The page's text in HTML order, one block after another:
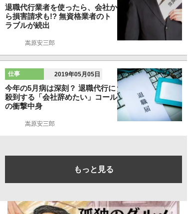
退職代行業者を使ったら、会社か
ら損害請求も!? 無資格業者のト
ラブルが続出
嵩原安三郎
仕事 2019年05月05日
今年の5月病は深刻？ 退職代行に
殺到する「会社辞めたい」コール
の衝撃中身
嵩原安三郎
もっと見る